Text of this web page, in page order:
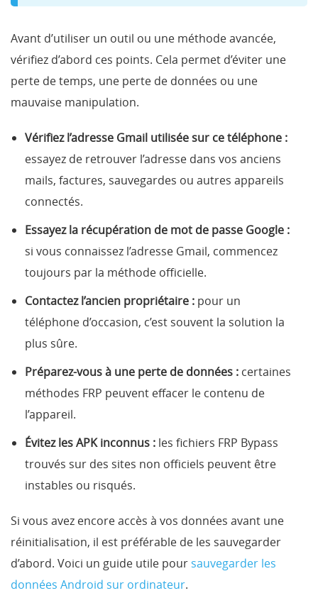
Avant d’utiliser un outil ou une méthode avancée,
vérifiez d’abord ces points. Cela permet d’éviter une
perte de temps, une perte de données ou une
mauvaise manipulation.
Vérifiez l’adresse Gmail utilisée sur ce téléphone :
essayez de retrouver l’adresse dans vos anciens
mails, factures, sauvegardes ou autres appareils
connectés.
Essayez la récupération de mot de passe Google :
si vous connaissez l’adresse Gmail, commencez
toujours par la méthode officielle.
Contactez l’ancien propriétaire : pour un
téléphone d’occasion, c’est souvent la solution la
plus sûre.
Préparez-vous à une perte de données : certaines
méthodes FRP peuvent effacer le contenu de
l’appareil.
Évitez les APK inconnus : les fichiers FRP Bypass
trouvés sur des sites non officiels peuvent être
instables ou risqués.
Si vous avez encore accès à vos données avant une
réinitialisation, il est préférable de les sauvegarder
d’abord. Voici un guide utile pour sauvegarder les
données Android sur ordinateur.